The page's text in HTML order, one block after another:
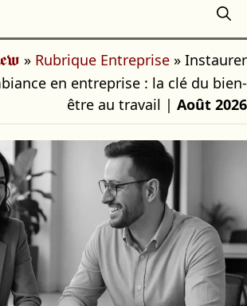
» Rubrique Entreprise » Instaurer
en entreprise : la clé du bien-
être au travail | Août 2026